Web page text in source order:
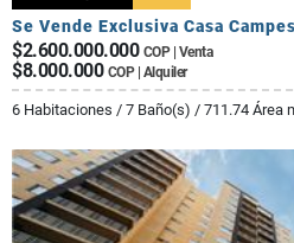
Se Vende Exclusiva Casa
$2.600.000.000 COP | Venta
$8.000.000 COP | Alquiler
6 Habitaciones / 7 Baño(s) / 711.74 Área